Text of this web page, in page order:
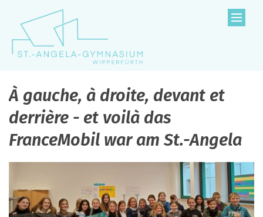
Zum Inhalt springen
À gauche, à droite, devant et
derrière - et voilà das
FranceMobil war am St.-Angela